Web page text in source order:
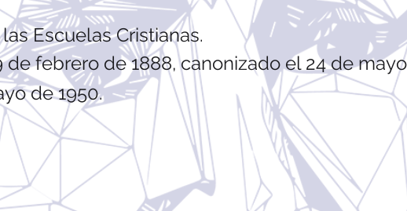
Escuelas Cristianas.
febrero de 1888, canonizado el 24 de
de 1950.